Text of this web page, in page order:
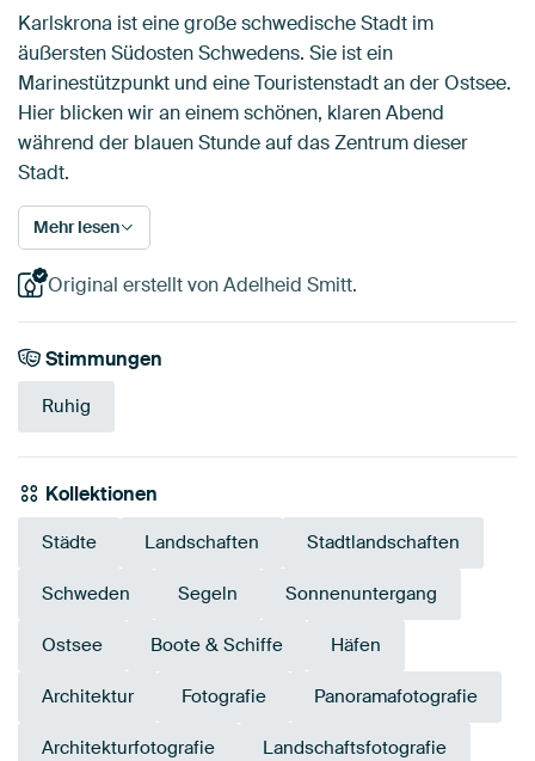
Karlskrona ist eine große schwedische Stadt im
äußersten Südosten Schwedens. Sie ist ein
Marinestützpunkt und eine Touristenstadt an der Ostsee.
Hier blicken wir an einem schönen, klaren Abend
während der blauen Stunde auf das Zentrum dieser
Stadt.
Mehr lesen
Original erstellt von Adelheid Smitt.
Stimmungen
Ruhig
Kollektionen
Städte Landschaften Stadtlandschaften
Schweden Segeln Sonnenuntergang
Ostsee Boote & Schiffe Häfen
Architektur Fotografie Panoramafotografie
Architekturfotografie Landschaftsfotografie